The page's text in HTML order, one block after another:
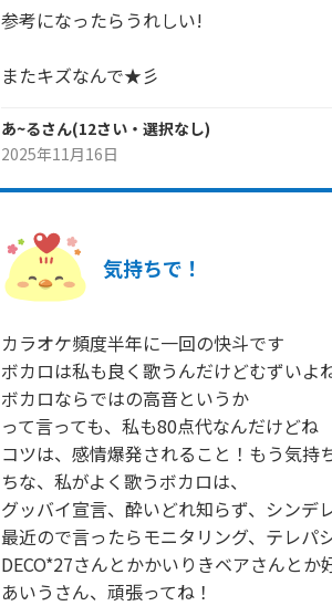
参考になったらうれしい!
またキズなんで★彡
あ~るさん(12さい・ 選択なし)
2025年11月16日
気持ちで！
カラオケ頻度半年に一回の快斗です
ボカロは私も良く歌うんだけどむずいよ
ボカロならではの高音というか
って言っても、私も80点代なんだけどね
コツは、感情爆発されること！もう気持
ちな、私がよく歌うボカロは、
グッバイ宣言、酔いどれ知らず、シンデ
最近ので言ったらモニタリング、テレパ
DECO*27さんとかかいりきベアさんとか
あいうさん、頑張ってね！